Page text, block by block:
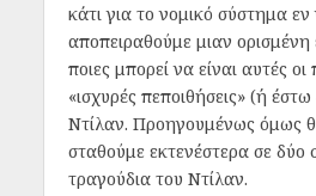
κάτι για το νομικό σύστημα εν
αποπειραθούμε μιαν ορισμένη
ποιες μπορεί να είναι αυτές οι
«ισχυρές πεποιθήσεις» (ή έστω
Ντίλαν. Προηγουμένως όμως
σταθούμε εκτενέστερα σε δύο
τραγούδια του Ντίλαν.